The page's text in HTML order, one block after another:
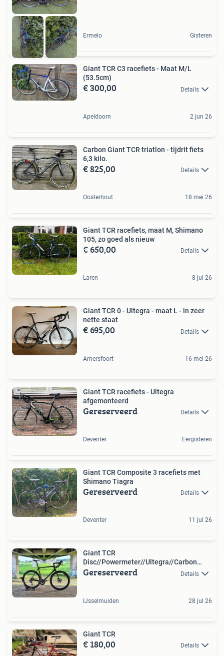
Ermelo Gisteren
Giant TCR C3 racefiets - Maat M/L
(53.5cm)
€ 300,00 Details
Apeldoorn 2 jun 26
Carbon Giant TCR triatlon - tijdrit fiets
6,3 kilo.
€ 825,00 Details
Oosterhout 18 mei 26
Giant TCR racefiets, maat M, Shimano
105, zo goed als nieuw
€ 650,00 Details
Laren 8 jul 26
Giant TCR 0 - Ultegra - maat L - in zeer
nette staat
€ 695,00 Details
Amersfoort 16 mei 26
Giant TCR racefiets - Ultegra
afgemonteerd
Gereserveerd Details
Deventer Eergisteren
Giant TCR Composite 3 racefiets met
Shimano Tiagra
Gereserveerd Details
Deventer 11 jul 26
Giant TCR
Disc//Powermeter//Ultegra//Carbon
wielen//Maat L
Gereserveerd Details
IJsselmuiden 28 jul 26
Giant TCR
€ 180,00 Details